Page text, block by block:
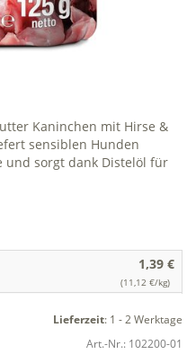
Kaninchen mit Hirse &
sensiblen Hunden
und sorgt dank Distelöl für
1,39 €
(11,12 €/kg)
Lieferzeit: 1 - 2 Werktage
Art.-Nr.: 102200-01